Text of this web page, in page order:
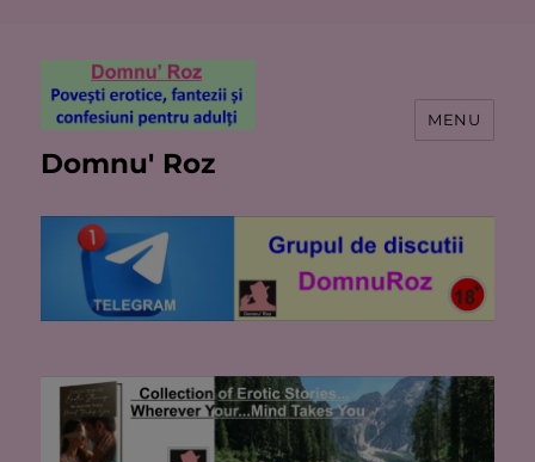
Domnu' Roz
MENU